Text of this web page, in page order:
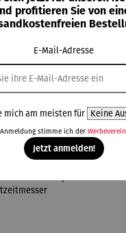
kauften auch
profitieren Sie von
E-Mail-Adresse
mich am meisten für
stimme ich der
Jetzt anmelden!